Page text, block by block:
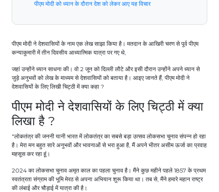
पीएम मोदी को ध्यान के दौरान देश को लेकर आए यह विचार
पीएम मोदी ने देशवासियों के नाम एक लेख साझा किया है। मतदान के आखिरी चरण से पूर्व पीएम
कन्याकुमारी में तीन दिवसीय आध्यात्मिक यात्रा पर गए थे,
जहां उन्होंने ध्यान साधना की। वो 2 जून को दिल्ली लौटे और इसी दौरान उन्होंने अपने ध्यान से
जुड़े अनुभवों को लेख के माध्यम से देशवासियों को बताया है। आइए जानते हैं, पीएम मोदी ने
देशवासियों के लिए लिखी चिट्ठी में क्या कहा ?
पीएम मोदी ने देशवासियों के लिए चिट्ठी में क्या
लिखा है ?
"लोकतंत्र की जननी यानी भारत में लोकतंत्र का सबसे बड़ा उत्सव लोकसभा चुनाव संपन्न हो रहा
है। मेरा मन बहुत सारे अनुभवों और भावनाओं से भरा हुआ है, मैं अपने भीतर असीम ऊर्जा का प्रवाह
महसूस कर रहा हूं।
2024 का लोकसभा चुनाव अमृत काल का पहला चुनाव है। मैंने कुछ महीने पहले 1857 के प्रथम
स्वतंत्रता संग्राम की भूमि मेरठ से अपना अभियान शुरू किया था। तब से, मैंने हमारे महान राष्ट्र
की लंबाई और चौड़ाई में यात्रा की है।